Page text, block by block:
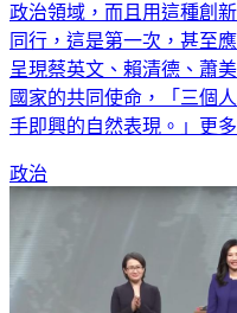
政治領域，而且用這種創
同行，這是第一次，甚至
呈現蔡英文、賴清德、蕭
國家的共同使命，「三個
手即興的自然表現。」更
政治